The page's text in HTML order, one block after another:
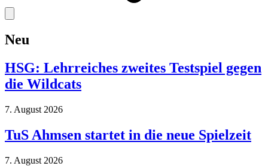
Neu
HSG: Lehrreiches zweites Testspiel gegen
die Wildcats
7. August 2026
TuS Ahmsen startet in die neue Spielzeit
7. August 2026